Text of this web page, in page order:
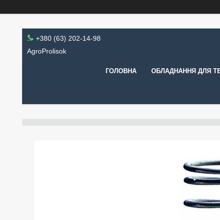
+380 (63) 202-14-98
AgroProlisok
ГОЛОВНА ОБЛАДНАННЯ ДЛЯ